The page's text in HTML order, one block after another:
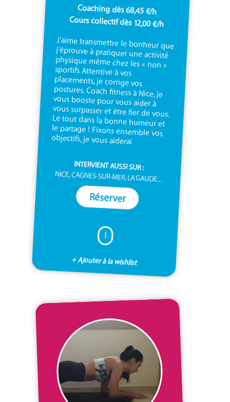
Coaching dès 68,45 €/h
Cours collectif dès 12,00 €/h
J’aime transmettre le bonheur que
j’éprouve à pratiquer une activité
physique même chez les « non »
sportifs Attentive à vos
placements, je corrige vos
postures. Coach fitness à Nice, je
vous booste pour vous aider à
vous surpasser et être fier de vous.
Le tout dans la bonne humeur et
le partage ! Fixons ensemble vos
objectifs, je vous aiderai
INTERVIENT AUSSI SUR :
NICE, CAGNES-SUR-MER, LA GAUDE...
Réserver
I
+ Ajouter à la wishlist